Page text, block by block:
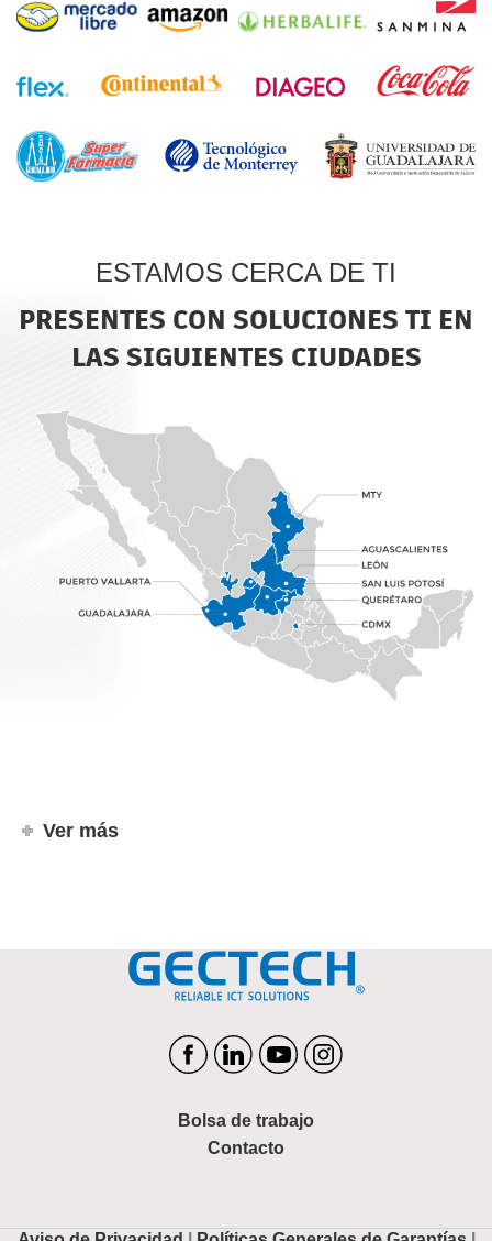
ESTAMOS CERCA DE TI
PRESENTES CON SOLUCIONES TI EN
LAS SIGUIENTES CIUDADES
Ver más
Bolsa de trabajo
Contacto